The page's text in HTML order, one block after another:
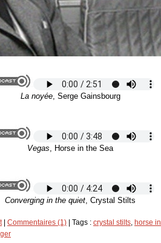
La noyée, Serge Gainsbourg
Vegas , Horse in the Sea
Converging in the quiet , Crystal Stilts
| Commentaires (1) | Tags : crystal stilts horse